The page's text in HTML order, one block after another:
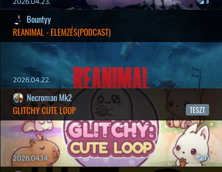
Hírek | Podcastok | Blogok |
Gaming Fórum
RSS | Blog RSS | Podcast RSS
Instagram | Youtube | Facebook |
Twitter
Patreon